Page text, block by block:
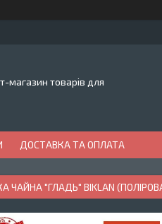
магазин товарів для
ДОСТАВКА ТА ОПЛАТА
ЧАЙНА "ГЛАДЬ" BIKLAN